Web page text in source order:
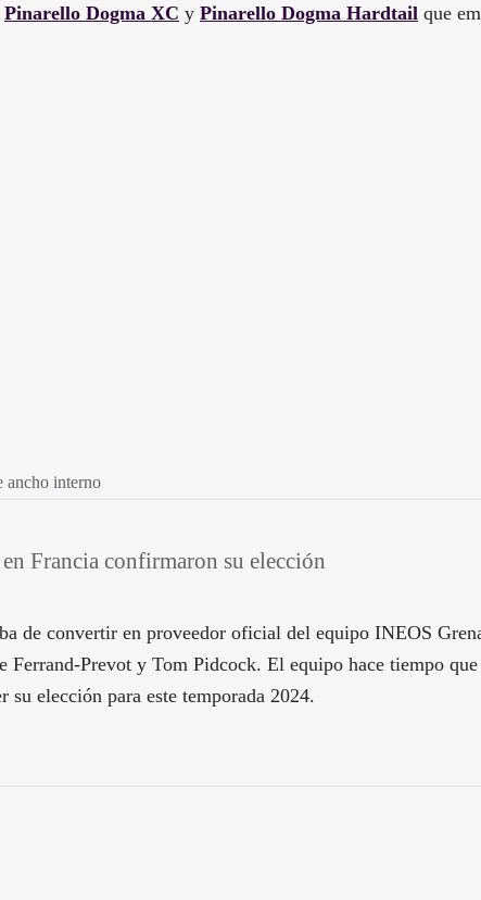
Pinarello Dogma XC y Pinarello Dogma Hardtail que
ancho interno
Francia confirmaron su elección
de convertir en proveedor oficial del equipo INEOS
Ferrand-Prevot y Tom Pidcock. El equipo hace tiempo que
su elección para este temporada 2024.